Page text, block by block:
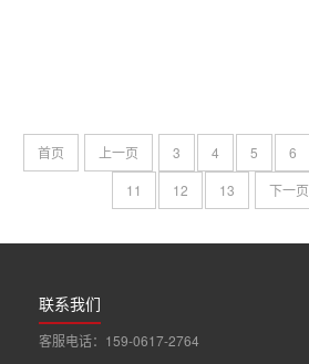
首页 上一页 3 4 5 6
11
12 13 下一页
联系我们
客服电话：159-0617-2764